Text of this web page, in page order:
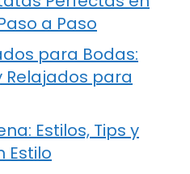
a Paso
para Bodas:
Relajados para
Estilos, Tips y
Estilo